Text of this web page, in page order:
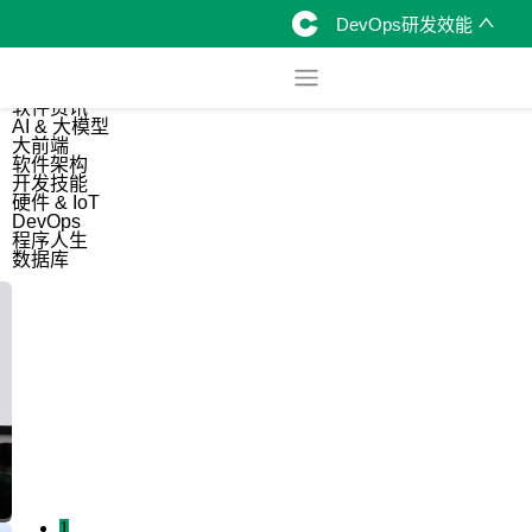
DevOps研发效能
软件资讯
AI & 大模型
大前端
软件架构
开发技能
硬件 & IoT
DevOps
程序人生
数据库
1